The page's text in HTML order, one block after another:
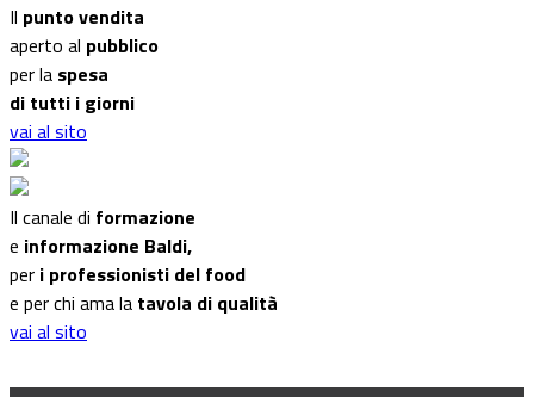
Il punto vendita
aperto al pubblico
per la spesa
di tutti i giorni
vai al sito
Il canale di formazione
e informazione Baldi,
per i professionisti del food
e per chi ama la tavola di qualità
vai al sito